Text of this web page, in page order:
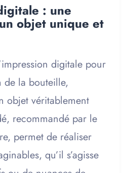
: une
objet unique et
digitale pour
de la bouteille,
objet véritablement
recommandé par le
permet de réaliser
qu’il s’agisse